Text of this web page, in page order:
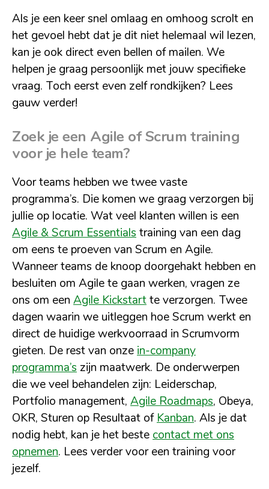
Als je een keer snel omlaag en omhoog scrolt en
het gevoel hebt dat je dit niet helemaal wil lezen,
kan je ook direct even bellen of mailen. We
helpen je graag persoonlijk met jouw specifieke
vraag. Toch eerst even zelf rondkijken? Lees
gauw verder!
Zoek je een Agile of Scrum training
voor je hele team?
Voor teams hebben we twee vaste
programma’s. Die komen we graag verzorgen bij
jullie op locatie. Wat veel klanten willen is een
Agile & Scrum Essentials training van een dag
om eens te proeven van Scrum en Agile.
Wanneer teams de knoop doorgehakt hebben en
besluiten om Agile te gaan werken, vragen ze
ons om een Agile Kickstartte verzorgen. Twee
dagen waarin we uitleggen hoe Scrum werkt en
direct de huidige werkvoorraad in Scrumvorm
gieten. De rest van onze in-company
programma’s zijn maatwerk. De onderwerpen
die we veel behandelen zijn: Leiderschap,
Portfolio management, Agile Roadmaps, Obeya,
OKR, Sturen op Resultaat of Kanban. Als je dat
nodig hebt, kan je het beste contact met ons
opnemen. Lees verder voor een training voor
jezelf.